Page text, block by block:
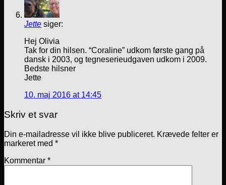
Jette siger:
Hej Olivia
Tak for din hilsen. “Coraline” udkom første gang på
dansk i 2003, og tegneserieudgaven udkom i 2009.
Bedste hilsner
Jette
10. maj 2016 at 14:45
Skriv et svar
Din e-mailadresse vil ikke blive publiceret. Krævede felter er
markeret med *
Kommentar *